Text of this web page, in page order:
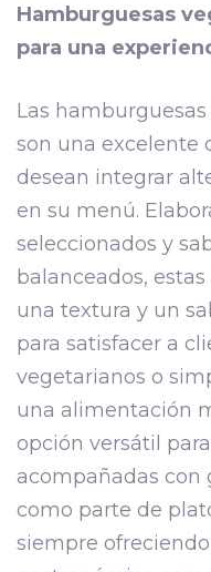
Hamburguesas
para una
Las hamburguesas
son una excelente
desean integrar
en su menú.
seleccionados y
balanceados,
una textura y un
para satisfacer a
vegetarianos o
una alimentación
opción versátil
acompañadas con
como parte de
siempre